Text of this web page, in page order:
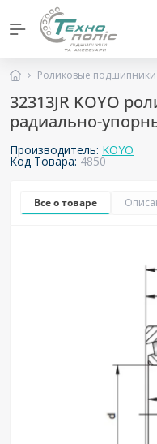
Роликовые подшипники
32313JR KOYO
радиально-
Производитель: KOYO
Код Товара: 4850
Все о товаре